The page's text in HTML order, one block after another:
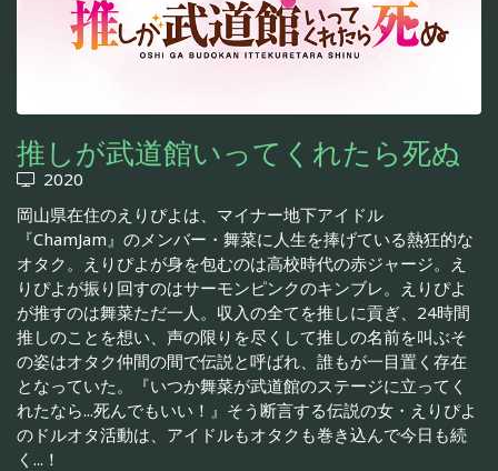
推しが武道館いってくれたら死ぬ
2020
岡山県在住のえりぴよは、マイナー地下アイドル
『ChamJam』のメンバー・舞菜に人生を捧げている熱狂的な
オタク。えりぴよが身を包むのは高校時代の赤ジャージ。え
りぴよが振り回すのはサーモンピンクのキンブレ。えりぴよ
が推すのは舞菜ただ一人。収入の全てを推しに貢ぎ、24時間
推しのことを想い、声の限りを尽くして推しの名前を叫ぶそ
の姿はオタク仲間の間で伝説と呼ばれ、誰もが一目置く存在
となっていた。『いつか舞菜が武道館のステージに立ってく
れたなら...死んでもいい！』そう断言する伝説の女・えりぴよ
のドルオタ活動は、アイドルもオタクも巻き込んで今日も続
く...！